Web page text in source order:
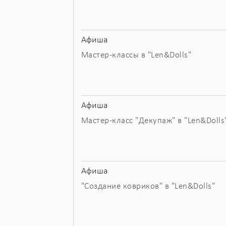
Афиша
Мастер-классы в "Len&Dolls"
Афиша
Мастер-класс "Декупаж" в
Афиша
"Создание ковриков" в "Len&Dolls"